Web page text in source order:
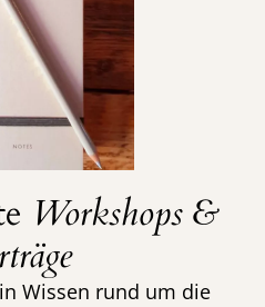
Workshops &
Wissen rund um die